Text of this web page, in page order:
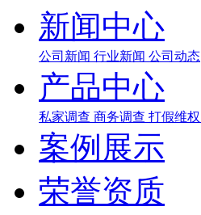
新闻中心
公司新闻 行业新闻 公司动态
产品中心
私家调查 商务调查 打假维权
案例展示
荣誉资质